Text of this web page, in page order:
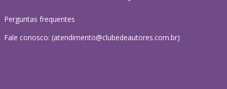
Perguntas frequentes
Fale conosco: (atendimento@clubedeautores.com.br)